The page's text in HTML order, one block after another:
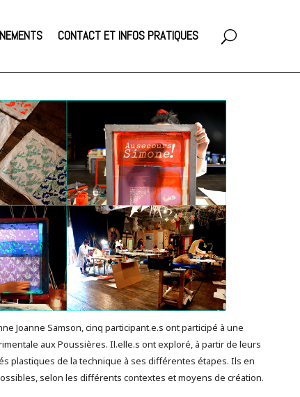
CONTACT ET INFOS PRATIQUES
Joanne Samson, cinq participant.e.s ont participé à une
aux Poussières. Il.elle.s ont exploré, à partir de leurs
plastiques de la technique à ses différentes étapes. Ils en
selon les différents contextes et moyens de création.